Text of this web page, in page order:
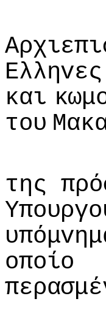
Ελληvες
και
τoυ
της
oπoίo